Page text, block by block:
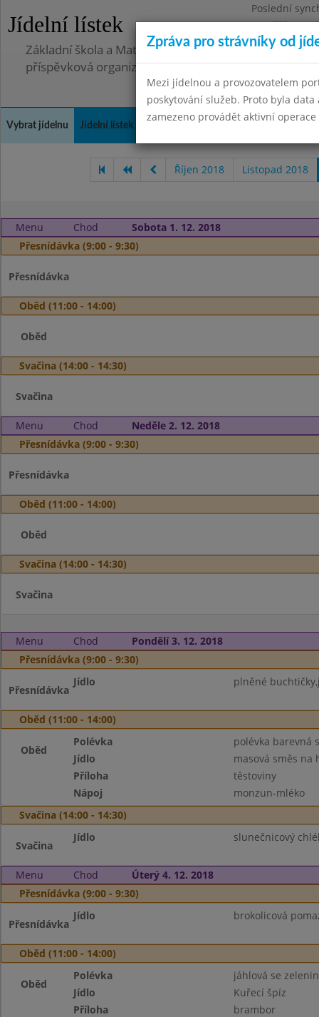
Jídelní lístek
Poslední
Pondělí
Základní škola a Mateřská škola Telnice, okres Brno-
příspěvková organizace
Vybrat jídelnu Jídelní lístek Kontakty a informace
Říjen 2018 Listopad 2018
Menu Chod
Sobota 1. 12. 2018
Přesnídávka (9:00 - 9:30)
Přesnídávka
Oběd (11:00 - 14:00)
Oběd
Svačina (14:00 - 14:30)
Svačina
Menu Chod
Neděle 2. 12. 2018
Přesnídávka (9:00 - 9:30)
Přesnídávka
Oběd (11:00 - 14:00)
Oběd
Svačina (14:00 - 14:30)
Svačina
Menu Chod
Pondělí 3. 12. 2018
Přesnídávka (9:00 - 9:30)
Přesnídávka
Jídlo plněné
Oběd (11:00 - 14:00)
Oběd
Polévka
polévka barevná
Jídlo
masová směs na
Příloha
těstoviny
Nápoj
monzun-mléko
Svačina (14:00 - 14:30)
Svačina
Jídlo slunečnicový
Menu Chod
Úterý 4. 12. 2018
Přesnídávka (9:00 - 9:30)
Přesnídávka
Jídlo brokolicová
Oběd (11:00 - 14:00)
Oběd
Polévka
jáhlová se
Jídlo
Kuřecí špíz
Příloha
brambor
Zpráva pro strávníky od
Mezi jídelnou a provozovatelem
poskytování služeb. Proto byla
zamezeno provádět aktivní